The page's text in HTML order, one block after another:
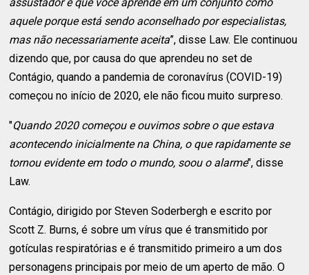
aquele porque está sendo aconselhado por especialistas,
mas não necessariamente aceita”, disse Law. Ele continuou
dizendo que, por causa do que aprendeu no set de
Contágio, quando a pandemia de coronavírus (COVID-19)
começou no início de 2020, ele não ficou muito surpreso.
"Quando 2020 começou e ouvimos sobre o que estava
acontecendo inicialmente na China, o que rapidamente se
tornou evidente em todo o mundo, soou o alarme", disse
Law.
Contágio, dirigido por Steven Soderbergh e escrito por
Scott Z. Burns, é sobre um vírus que é transmitido por
gotículas respiratórias e é transmitido primeiro a um dos
personagens principais por meio de um aperto de mão. O